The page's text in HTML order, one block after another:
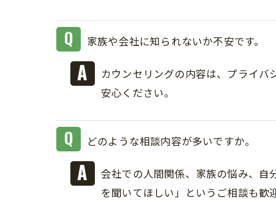
家族や会社に知られないか不安です。
カウンセリングの内容は、プライ
安心ください。
どのような相談内容が多いですか。
会社での人間関係、家族の悩み、自
を聞いてほしい」というご相談も歓